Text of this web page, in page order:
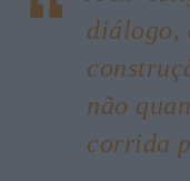
diálogo,
não
corrida